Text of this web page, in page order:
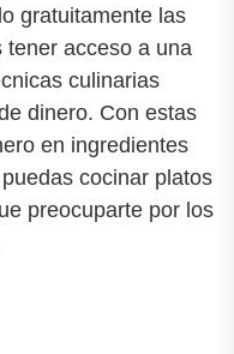
gratuitamente las
tener acceso a una
culinarias
dinero. Con estas
en ingredientes
cocinar platos
preocuparte por los